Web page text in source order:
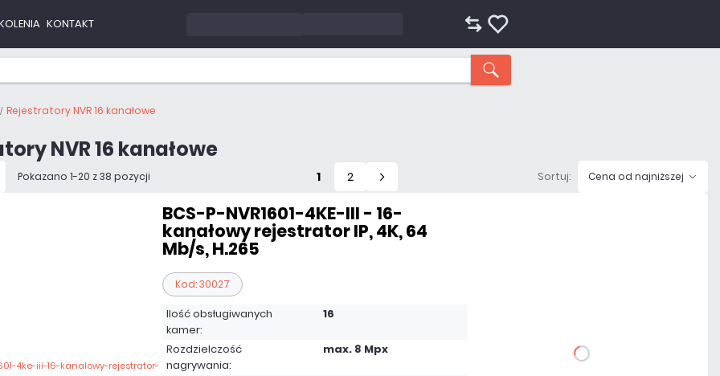
KONTAKT
Rejestratory NVR 16 kanałowe
NVR 16 kanałowe
Pokazano 1-20 z 38 pozycji Sortuj: Cena od najniższej
1 2
BCS-P-NVR1601-4KE-III - 16-
kanałowy rejestrator IP, 4K, 64
Mb/s, H.265
Kod: 30027
Ilość obsługiwanych
kamer:
16
Rozdzielczość
nagrywania:
max. 8 Mpx
DO KOSZYKA